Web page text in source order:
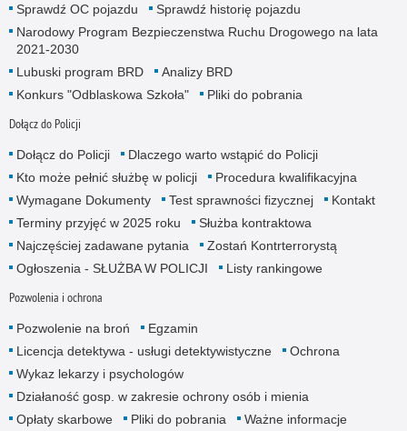
Sprawdź OC pojazdu
Sprawdź historię pojazdu
Narodowy Program Bezpieczenstwa Ruchu Drogowego na lata
2021-2030
Lubuski program BRD
Analizy BRD
Konkurs "Odblaskowa Szkoła"
Pliki do pobrania
Dołącz do Policji
Dołącz do Policji
Dlaczego warto wstąpić do Policji
Kto może pełnić służbę w policji
Procedura kwalifikacyjna
Wymagane Dokumenty
Test sprawności fizycznej
Kontakt
Terminy przyjęć w 2025 roku
Służba kontraktowa
Najczęściej zadawane pytania
Zostań Kontrterrorystą
Ogłoszenia - SŁUŻBA W POLICJI
Listy rankingowe
Pozwolenia i ochrona
Pozwolenie na broń
Egzamin
Licencja detektywa - usługi detektywistyczne
Ochrona
Wykaz lekarzy i psychologów
Działaność gosp. w zakresie ochrony osób i mienia
Opłaty skarbowe
Pliki do pobrania Ważne informacje